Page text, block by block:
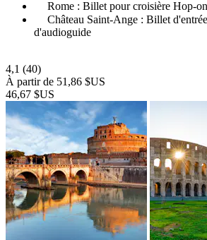
Rome : Billet pour croisière Hop-
Château Saint-Ange : Billet
d'audioguide
4,1 (40)
À partir de 51,86 $US
46,67 $US